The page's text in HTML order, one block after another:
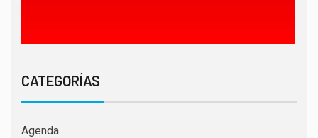
CATEGORÍAS
Agenda